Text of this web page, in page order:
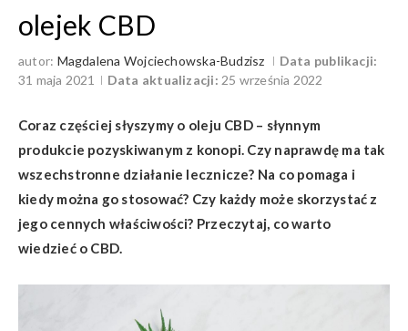
olejek CBD
autor: Magdalena Wojciechowska-Budzisz
Data publikacji:
31 maja 2021
Data aktualizacji: 25 września 2022
Coraz częściej słyszymy o oleju CBD – słynnym
produkcie pozyskiwanym z konopi. Czy naprawdę ma tak
wszechstronne działanie lecznicze? Na co pomaga i
kiedy można go stosować? Czy każdy może skorzystać z
jego cennych właściwości? Przeczytaj, co warto
wiedzieć o CBD.